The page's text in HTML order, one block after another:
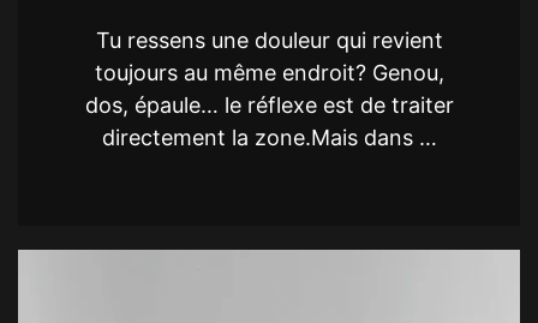
Tu ressens une douleur qui revient
toujours au même endroit? Genou,
dos, épaule… le réflexe est de traiter
directement la zone.Mais dans …